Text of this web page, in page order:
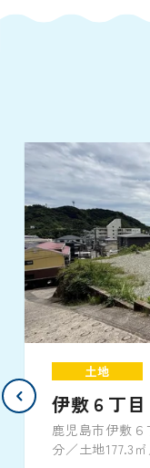
土地
伊敷６丁
鹿児島市伊敷
分／土地177.3